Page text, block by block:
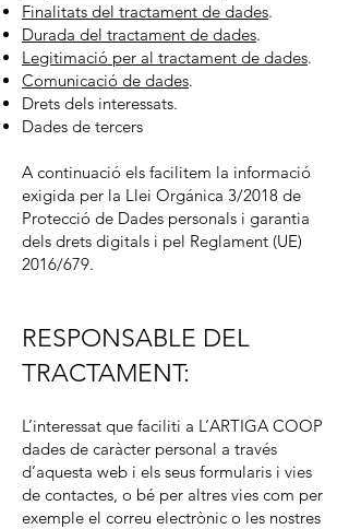
Finalitats del tractament de dades.
Durada del tractament de dades.
Legitimació per al tractament de dades.
Comunicació de dades.
Drets dels interessats.
Dades de tercers
A continuació els facilitem la informació
exigida per la Llei Orgánica 3/2018 de
Protecció de Dades personals i garantia
dels drets digitals i pel Reglament (UE)
2016/679.
RESPONSABLE DEL
TRACTAMENT:
L’interessat que faciliti a L’ARTIGA COOP
dades de caràcter personal a través
d’aquesta web i els seus formularis i vies
de contactes, o bé per altres vies com per
exemple el correu electrònic o les nostres